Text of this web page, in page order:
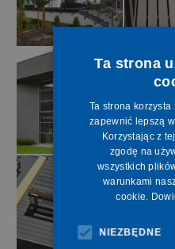
Ta strona
Ta strona
zapewnić lepszą
Korzystając z
zgodę na
wszystkich
warunkami
cookie.
NIEZBĘDNE